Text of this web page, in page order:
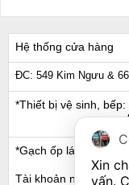
Hệ thống cửa hàng
ĐC: 549 Kim Ngưu &
*Thiết bị vệ sinh, bếp:
*Gạch ốp lát, Ngói:
Tài khoản ngân hàng
Xin
vấn.